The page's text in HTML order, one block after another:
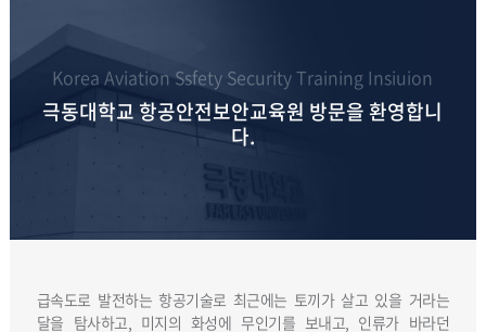
Korea Aviation Ssfety Security Training Insiuion
극동대학교 항공안전보안교육원 방문을 환영합니
다.
급속도로 발전하는 항공기술로 최근에는 토끼가 살고 있을 거라는
달을 탐사하고, 미지의 화성에 무인기를 보내고, 인류가 바라던